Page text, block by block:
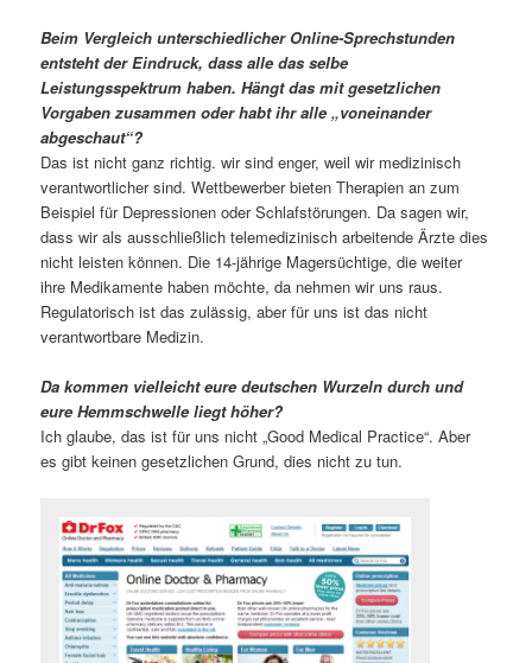
Beim Vergleich unterschiedlicher Online-Sprechstunden
entsteht der Eindruck, dass alle das selbe
Leistungsspektrum haben. Hängt das mit gesetzlichen
Vorgaben zusammen oder habt ihr alle „voneinander
abgeschaut“?
Das ist nicht ganz richtig. wir sind enger, weil wir medizinisch
verantwortlicher sind. Wettbewerber bieten Therapien an zum
Beispiel für Depressionen oder Schlafstörungen. Da sagen wir,
dass wir als ausschließlich telemedizinisch arbeitende Ärzte dies
nicht leisten können. Die 14-jährige Magersüchtige, die weiter
ihre Medikamente haben möchte, da nehmen wir uns raus.
Regulatorisch ist das zulässig, aber für uns ist das nicht
verantwortbare Medizin.
Da kommen vielleicht eure deutschen Wurzeln durch und
eure Hemmschwelle liegt höher?
Ich glaube, das ist für uns nicht „Good Medical Practice“. Aber
es gibt keinen gesetzlichen Grund, dies nicht zu tun.